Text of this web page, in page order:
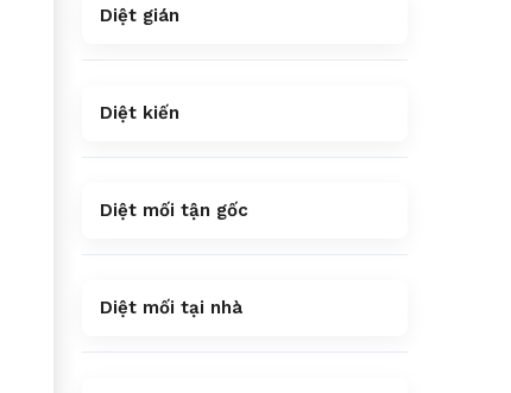
Diệt gián
Diệt kiến
Diệt mối tận gốc
Diệt mối tại nhà